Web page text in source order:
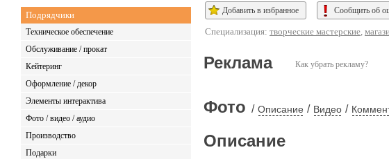
Подрядчики
Техническое обеспечение
Обслуживание / прокат
Кейтеринг
Оформление / декор
Элементы интерактива
Фото / видео / аудио
Производство
Подарки
Добавить в избранное Сообщить об
Специализация: творческие мастерские,
Как убрать рекламу?
Реклама
Фото / Описание / Видео /
Описание